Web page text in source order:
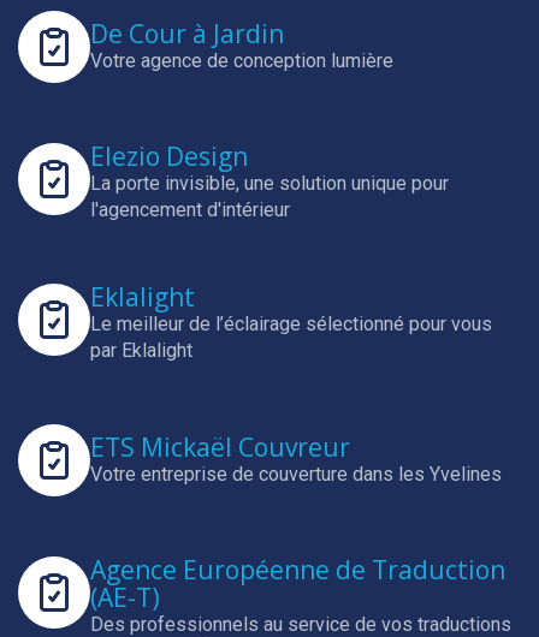
De Cour à Jardin
Votre agence de conception lumière
Elezio Design
La porte invisible, une solution unique pour
l'agencement d'intérieur
Eklalight
Le meilleur de l’éclairage sélectionné pour vous
par Eklalight
ETS Mickaël Couvreur
Votre entreprise de couverture dans les Yvelines
Agence Européenne de Traduction
(AE-T)
Des professionnels au service de vos traductions